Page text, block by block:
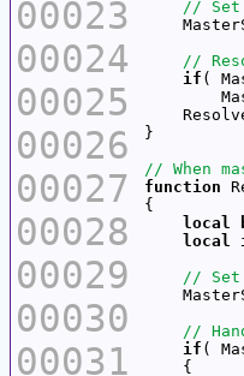
00023
00024
00025
00026
00027
00028
00029
00030
00031
if (
function
local
local
if (